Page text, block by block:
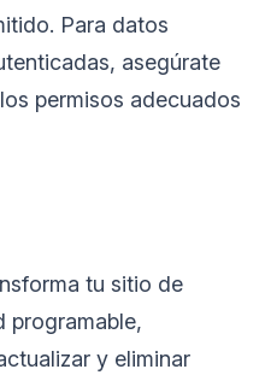
Para datos
asegúrate
permisos adecuados
tu sitio de
programable,
y eliminar